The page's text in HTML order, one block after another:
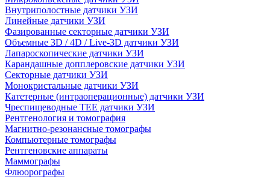
Внутриполостные датчики УЗИ
Линейные датчики УЗИ
Фазированные секторные датчики УЗИ
Объемные 3D / 4D / Live-3D датчики УЗИ
Лапароскопические датчики УЗИ
Карандашные допплеровские датчики УЗИ
Секторные датчики УЗИ
Монокристальные датчики УЗИ
Катетерные (интраоперационные) датчики УЗИ
Чреспищеводные TEE датчики УЗИ
Рентгенология и томография
Магнитно-резонансные томографы
Компьютерные томографы
Рентгеновские аппараты
Маммографы
Флюорографы